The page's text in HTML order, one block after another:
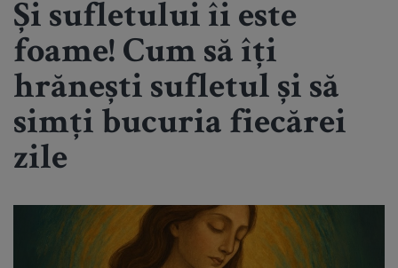
Și sufletului îi este
foame! Cum să îți
hrănești sufletul și să
simți bucuria fiecărei
zile